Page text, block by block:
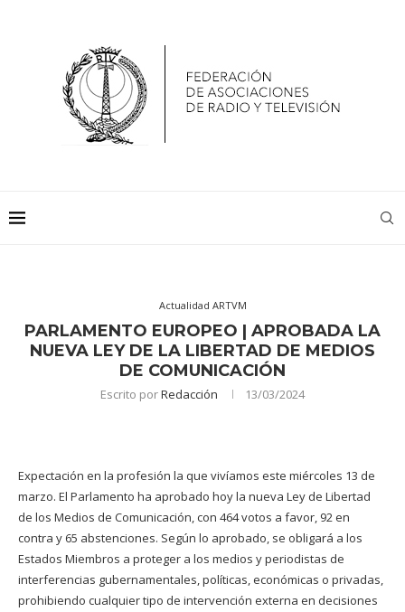
Actualidad ARTVM
PARLAMENTO EUROPEO | APROBADA LA
NUEVA LEY DE LA LIBERTAD DE MEDIOS
DE COMUNICACIÓN
Escrito porRedacción 13/03/2024
Expectación en la profesión la que vivíamos este miércoles 13 de
marzo. El Parlamento ha aprobado hoy la nueva Ley de Libertad
de los Medios de Comunicación, con 464 votos a favor, 92 en
contra y 65 abstenciones. Según lo aprobado, se obligará a los
Estados Miembros a proteger a los medios y periodistas de
interferencias gubernamentales, políticas, económicas o privadas,
prohibiendo cualquier tipo de intervención externa en decisiones